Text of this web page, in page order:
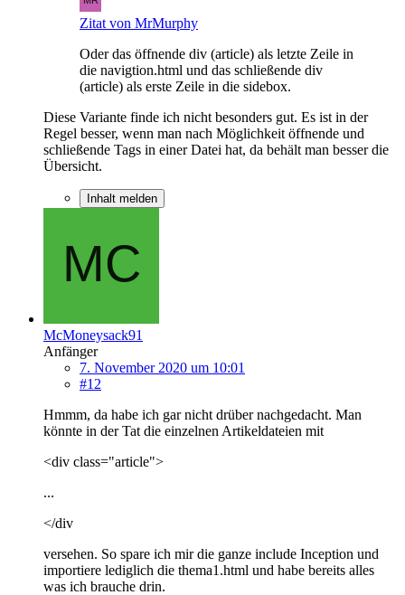
Zitat von MrMurphy
Oder das öffnende div (article) als letzte Zeile in
die navigtion.html und das schließende div
(article) als erste Zeile in die sidebox.
Diese Variante finde ich nicht besonders gut. Es ist in der
Regel besser, wenn man nach Möglichkeit öffnende und
schließende Tags in einer Datei hat, da behält man besser die
Übersicht.
Inhalt melden
McMoneysack91
Anfänger
7. November 2020 um 10:01
#12
Hmmm, da habe ich gar nicht drüber nachgedacht. Man
könnte in der Tat die einzelnen Artikeldateien mit
<div class="article">
...
</div
versehen. So spare ich mir die ganze include Inception und
importiere lediglich die thema1.html und habe bereits alles
was ich brauche drin.